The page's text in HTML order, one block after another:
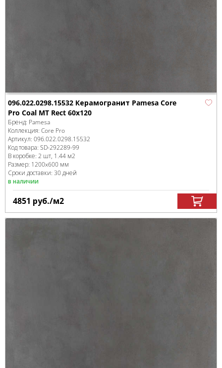
096.022.0298.15532 Керамогранит Pamesa Core
Pro Coal MT Rect 60x120
Бренд: Pamesa
Коллекция: Core Pro
Артикул: 096.022.0298.15532
Код товара: SD-292289-99
В коробке: 2 шт, 1.44 м2
Размер: 1200x600 мм
Сроки доставки: 30 дней
в наличии
4851 руб./м2